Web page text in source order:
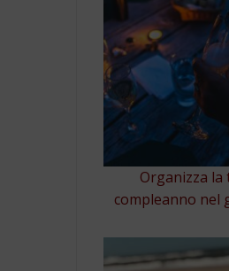
Organizza la
compleanno nel